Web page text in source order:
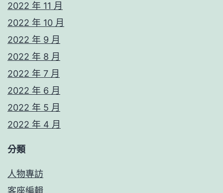
2022 年 11 月
2022 年 10 月
2022 年 9 月
2022 年 8 月
2022 年 7 月
2022 年 6 月
2022 年 5 月
2022 年 4 月
分類
人物專訪
客座編輯